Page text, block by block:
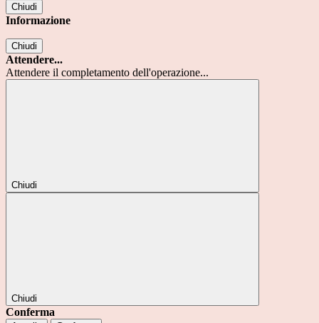
Chiudi
Informazione
Chiudi
Attendere...
Attendere il completamento dell'operazione...
Chiudi
Chiudi
Conferma